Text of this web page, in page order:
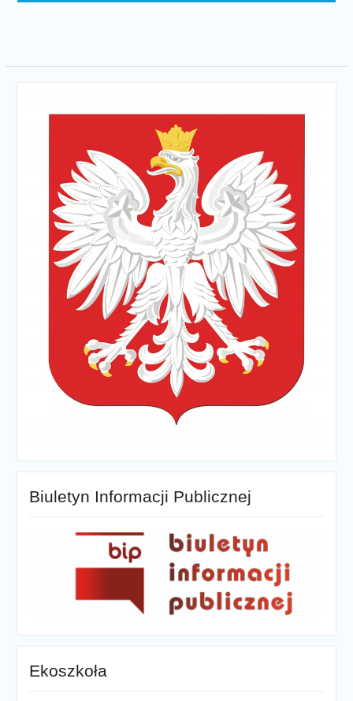
Biuletyn Informacji Publicznej
Ekoszkoła